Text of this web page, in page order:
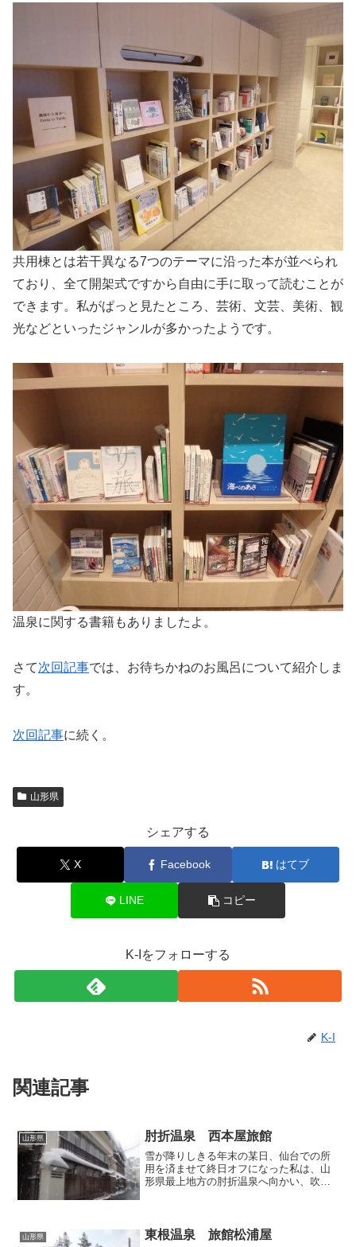
共用棟とは若干異なる7つのテーマに沿った本が並べられ
ており、全て開架式ですから自由に手に取って読むことが
できます。私がぱっと見たところ、芸術、文芸、美術、観
光などといったジャンルが多かったようです。
温泉に関する書籍もありましたよ。
さて次回記事では、お待ちかねのお風呂について紹介しま
す。
次回記事に続く。
山形県
シェアする
X Facebook はてブ
LINE コピー
K-Iをフォローする
K-I
関連記事
山形県 肘折温泉 西本屋旅館
雪が降りしきる年末の某日、仙台での所
用を済ませて終日オフになった私は、山
形県最上地方の肘折温泉へ向かい、吹雪
たのですが、玄関に提げられ...
山形県 東根温泉 旅館松浦屋